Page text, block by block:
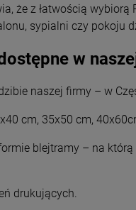
że z łatwością wybiorą
sypialni czy pokoju
w
naszej firmy – w
cm, 35x50 cm,
blejtramy – na
drukujących.